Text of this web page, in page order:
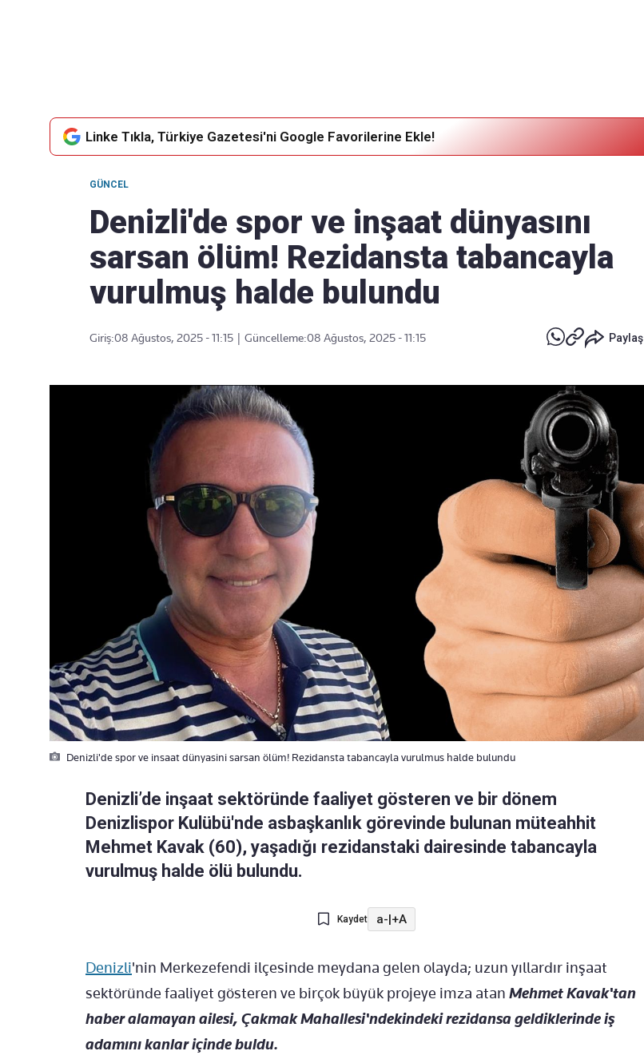
Linke Tıkla, Türkiye Gazetesi'ni Google Favorilerine Ekle!
GÜNCEL
Denizli'de spor ve inşaat dünyasını
sarsan ölüm! Rezidansta tabancayla
vurulmuş halde bulundu
Giriş:08 Ağustos, 2025 - 11:15 Güncelleme:08 Ağustos, 2025 - 11:15 Paylaş
Denizli'de spor ve insaat dünyasini sarsan ölüm! Rezidansta tabancayla vurulmus halde bulundu
Denizli’de inşaat sektöründe faaliyet gösteren ve bir dönem
Denizlispor Kulübü'nde asbaşkanlık görevinde bulunan müteahhit
Mehmet Kavak (60), yaşadığı rezidanstaki dairesinde tabancayla
vurulmuş halde ölü bulundu.
Kaydet a-|+A
Denizli'nin Merkezefendi ilçesinde meydana gelen olayda; uzun yıllardır inşaat
sektöründe faaliyet gösteren ve birçok büyük projeye imza atan Mehmet Kavak'tan
haber alamayan ailesi, Çakmak Mahallesi'ndekindeki rezidansa geldiklerinde iş
adamını kanlar içinde buldu.